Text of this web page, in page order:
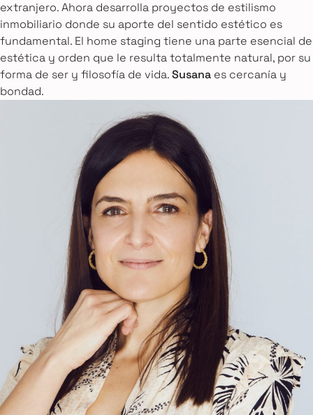
extranjero. Ahora desarrolla proyectos de estilismo
inmobiliario donde su aporte del sentido estético es
fundamental. El home staging tiene una parte esencial de
estética y orden que le resulta totalmente natural, por su
forma de ser y filosofía de vida.Susana es cercanía y
bondad.